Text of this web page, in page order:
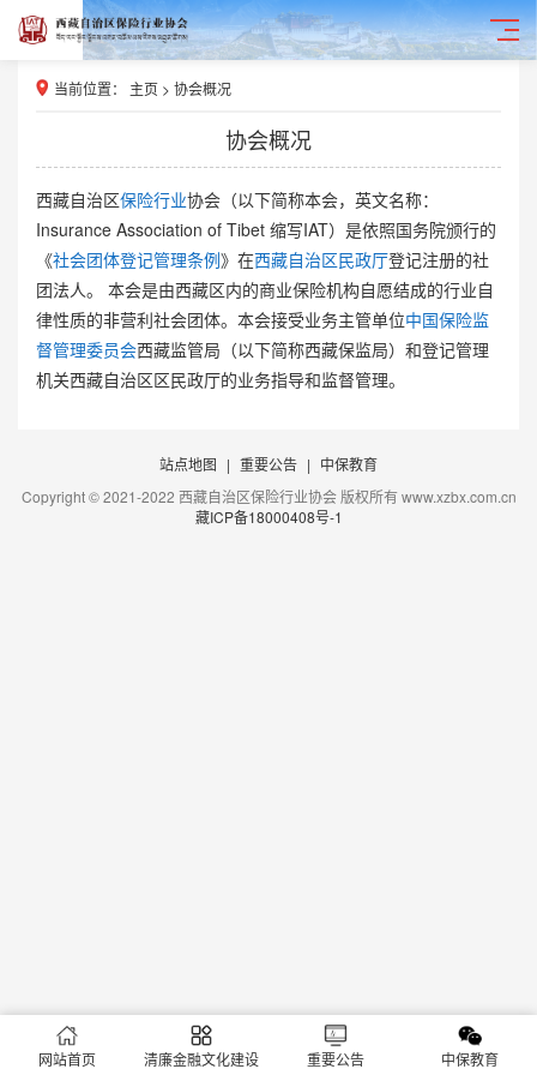
当前位置： 主页 > 协会概况
协会概况
西藏自治区保险行业协会（以下简称本会，英文名称：
Insurance Association of Tibet 缩写IAT）是依照国务院颁行的
《社会团体登记管理条例》在西藏自治区民政厅登记注册的社
团法人。 本会是由西藏区内的商业保险机构自愿结成的行业自
律性质的非营利社会团体。本会接受业务主管单位中国保险监
督管理委员会西藏监管局（以下简称西藏保监局）和登记管理
机关西藏自治区区民政厅的业务指导和监督管理。
站点地图 | 重要公告 | 中保教育
Copyright © 2021-2022 西藏自治区保险行业协会 版权所有 www.xzbx.com.cn
藏ICP备18000408号-1
网站首页 清廉金融文化建设 重要公告 中保教育